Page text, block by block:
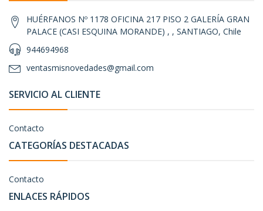
HUÉRFANOS Nº 1178 OFICINA 217 PISO 2 GALERÍA GRAN
PALACE (CASI ESQUINA MORANDE) , , SANTIAGO, Chile
944694968
ventasmisnovedades@gmail.com
SERVICIO AL CLIENTE
Contacto
CATEGORÍAS DESTACADAS
Contacto
ENLACES RÁPIDOS